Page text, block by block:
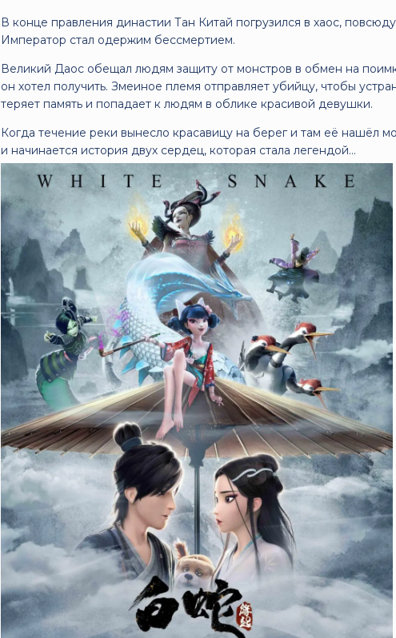
В конце правления династии Тан Китай погрузился в хаос,
Император стал одержим бессмертием.
Великий Даос обещал людям защиту от монстров в обмен на
он хотел получить. Змеиное племя отправляет убийцу, чтобы
теряет память и попадает к людям в облике красивой девушки.
Когда течение реки вынесло красавицу на берег и там её нашёл
и начинается история двух сердец, которая стала легендой...